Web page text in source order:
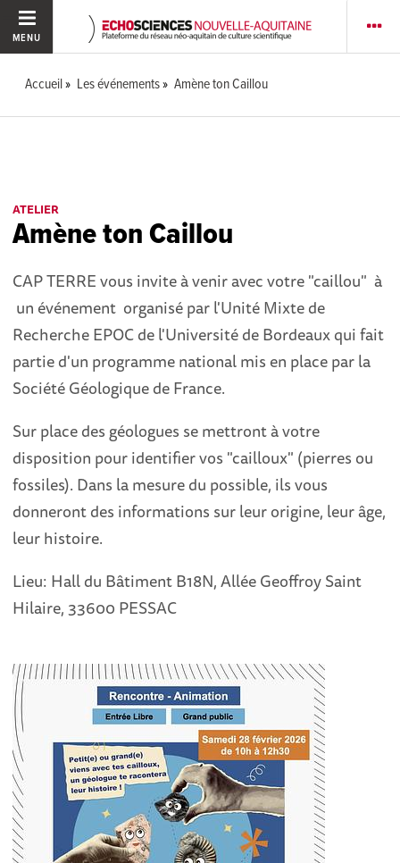
MENU
Accueil Les événements Amène ton Caillou
ATELIER
Amène ton Caillou
CAP TERRE vous invite à venir avec votre "caillou" à
un événement organisé par l'Unité Mixte de
Recherche EPOC de l'Université de Bordeaux qui fait
partie d'un programme national mis en place par la
Société Géologique de France.
Sur place des géologues se mettront à votre
disposition pour identifier vos "cailloux" (pierres ou
fossiles). Dans la mesure du possible, ils vous
donneront des informations sur leur origine, leur âge,
leur histoire.
Lieu: Hall du Bâtiment B18N, Allée Geoffroy Saint
Hilaire, 33600 PESSAC